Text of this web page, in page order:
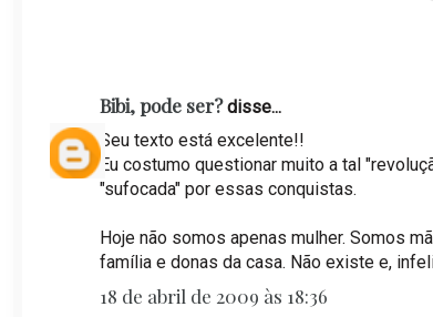
Bibi, pode ser?disse...
Seu texto está excelente!!
Eu costumo questionar muito a tal
"sufocada" por essas conquistas.
Hoje não somos apenas mulher. Somos
família e donas da casa. Não existe e,
18 de abril de 2009 às 18:36